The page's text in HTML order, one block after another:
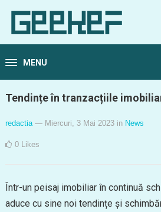
MENU
Tendințe în tranzacțiile
redactia — Miercuri, 3 Mai 2023 in News
0 Likes
Într-un peisaj imobiliar în continuă
aduce cu sine noi tendințe și